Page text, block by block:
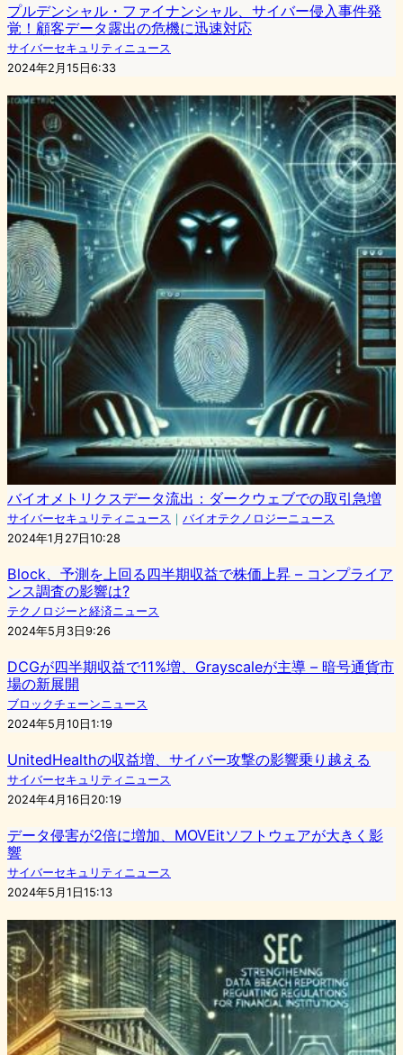
プルデンシャル・ファイナンシャル、サイバー侵入事件発
覚！顧客データ露出の危機に迅速対応
サイバーセキュリティニュース
2024年2月15日6:33
バイオメトリクスデータ流出：ダークウェブでの取引急増
サイバーセキュリティニュース ｜ バイオテクノロジーニュース
2024年1月27日10:28
Block、予測を上回る四半期収益で株価上昇 – コンプライア
ンス調査の影響は?
テクノロジーと経済ニュース
2024年5月3日9:26
DCGが四半期収益で11%増、Grayscaleが主導 – 暗号通貨市
場の新展開
ブロックチェーンニュース
2024年5月10日1:19
UnitedHealthの収益増、サイバー攻撃の影響乗り越える
サイバーセキュリティニュース
2024年4月16日20:19
データ侵害が2倍に増加、MOVEitソフトウェアが大きく影
響
サイバーセキュリティニュース
2024年5月1日15:13